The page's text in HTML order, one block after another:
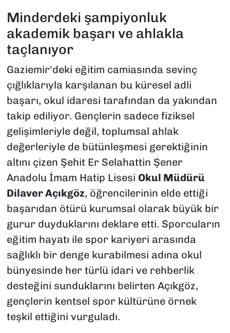
Minderdeki şampiyonluk
akademik başarı ve ahlakla
taçlanıyor
Gaziemir'deki eğitim camiasında sevinç
çığlıklarıyla karşılanan bu küresel adli
başarı, okul idaresi tarafından da yakından
takip ediliyor. Gençlerin sadece fiziksel
gelişimleriyle değil, toplumsal ahlak
değerleriyle de bütünleşmesi gerektiğinin
altını çizen Şehit Er Selahattin Şener
Anadolu İmam Hatip Lisesi Okul Müdürü
Dilaver Açıkgöz, öğrencilerinin elde ettiği
başarıdan ötürü kurumsal olarak büyük bir
gurur duyduklarını deklare etti. Sporcuların
eğitim hayatı ile spor kariyeri arasında
sağlıklı bir denge kurabilmesi adına okul
bünyesinde her türlü idari ve rehberlik
desteğini sunduklarını belirten Açıkgöz,
gençlerin kentsel spor kültürüne örnek
teşkil ettiğini vurguladı.